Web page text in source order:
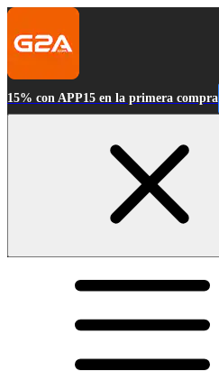
15% con APP15 en la primera compra